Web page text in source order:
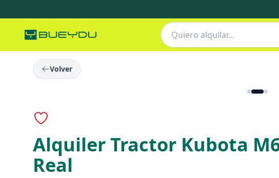
Volver
Alquiler Tractor Kubota
Real